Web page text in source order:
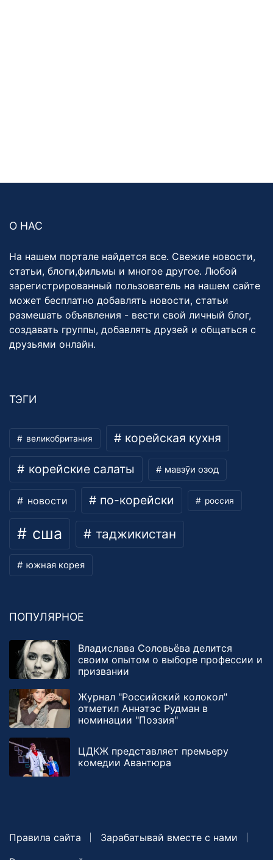
О НАС
На нашем портале найдется все. Свежие новости,
статьи, блоги,фильмы и многое другое. Любой
зарегистрированный пользователь на нашем сайте
может бесплатно добавлять новости, статьи
размешать объявления - вести свой личный блог,
создавать группы, добавлять друзей и общаться с
друзьями онлайн.
ТЭГИ
великобритания корейская кухня
корейские салаты мавзӯи озод
новости по-корейски россия
сша таджикистан
южная корея
ПОПУЛЯРНОЕ
Владислава Соловьёва делится
своим опытом о выборе профессии и
призвании
Журнал "Российский колокол"
отметил Аннэтэс Рудман в
номинации "Поэзия"
ЦДКЖ представляет премьеру
комедии Авантюра
Правила сайта
Зарабатывай вместе с нами